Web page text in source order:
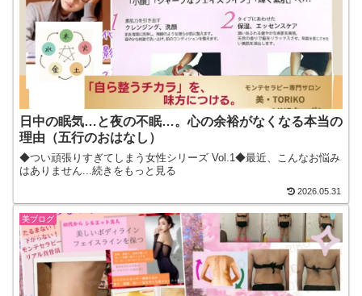
日中の眠気…と夜の不眠…。心の余裕がなくなる本当の
理由（五行のおはなし）
◆つい頑張りすぎてしまう女性シリーズ Vol.1◆最近、こんなお悩み
はありません...続きをもっと見る
2026.05.31
美ブログ